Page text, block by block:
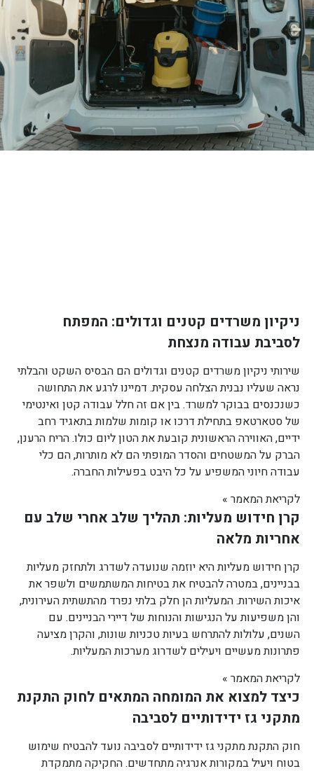
ניקיון משרדים קטנים וגדולים: המפתח
לסביבת עבודה מנצחת
שירותי ניקיון משרדים קטנים וגדולים הם הבסיס השקט והבלתי
נראה שעליו נבנית הצלחה עסקית. דמיינו לרגע את התחושה
כשנכנסים בבוקר למשרד. בין אם זה חלל עבודה קטן ואינטימי
של סטארטאפ בתחילת דרכו או קומות שלמות בתאגיד רחב
ידיים, האווירה הראשונית קובעת את הטון ליום כולו. הריח הרענן,
הברק על המשטחים והסדר המופתי הם לא מותרות, הם כלי
עבודה חיוני המשפיע על כל היבט בפעילות החברה.
לקריאת המאמר »
קרן חידוש מעליות: תהליך שלב אחרי שלב עם
אחריות מלאה
קרן חידוש מעליות היא יוזמה שנועדה לשדרג ולתחזק מעליות
בבניינים, במטרה להבטיח את בטיחות המשתמשים ולשפר את
איכות השירות. המעליות הן חלק בלתי נפרד מהתשתית העירונית,
והן משפיעות על הנגישות והנוחות של דיירי הבניינים. עם
השנים, עלולות להתרחש בעיות טכניות שונות, והקרן מציעה
פתרונות מעשיים ויעילים לשדרוג מערכות המעליות.
לקריאת המאמר »
כיצד למצוא את המומחה המתאים לחוק התקנת
מתקני גז ידידותיים לסביבה
חוק התקנת מתקני גז ידידותיים לסביבה נועד להבטיח שימוש
בטוח ויעיל במקורות אנרגיה מתחדשים. החקיקה מתמקדת